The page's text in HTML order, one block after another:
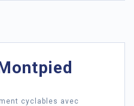
cyclables avec